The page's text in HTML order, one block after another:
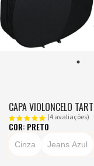
CAPA VIOLONCELO
(4 avaliações)
COR: PRETO
Cinza Jeans Azul